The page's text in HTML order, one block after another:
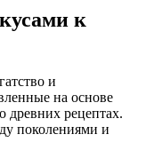
к
и
на основе
древних рецептах.
поколениями и